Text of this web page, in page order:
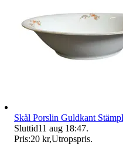
Skål Porslin Guldkant
Sluttid11 aug 18:47.
Pris:20 kr,Utropspris.